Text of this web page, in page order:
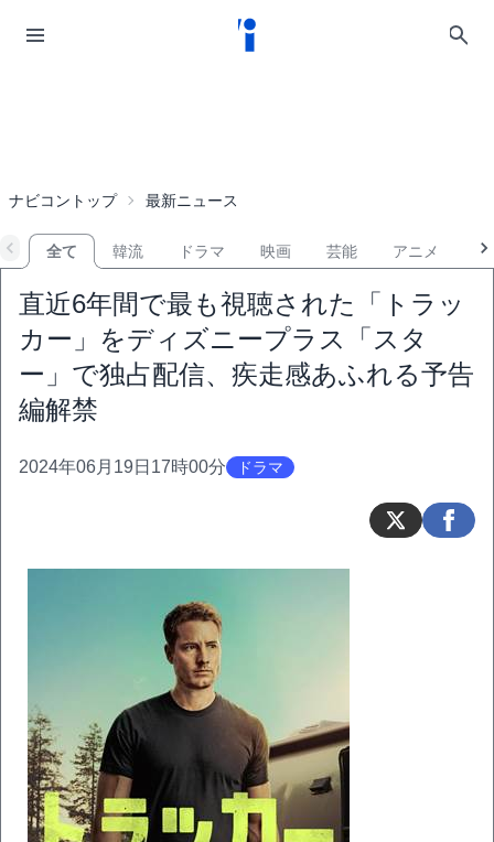
ナビコントップ 最新ニュース
全て 韓流 ドラマ 映画 芸能 アニメ
直近6年間で最も視聴された「トラッ
カー」をディズニープラス「スタ
ー」で独占配信、疾走感あふれる予告
編解禁
2024年06月19日17時00分 ドラマ